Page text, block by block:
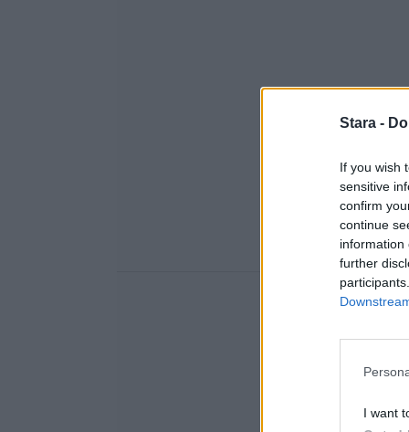
Stara -
If you wish
sensitive
confirm
continue
information
further
I want